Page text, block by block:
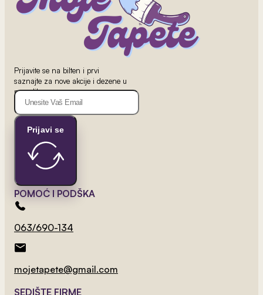
Mapa Sveta 11
Prijavite se na bilten i prvi
saznajte za nove akcije i dezene u
ponudi!
Prijavi se
POMOĆ I PODŠKA
063/690-134
mojetapete@gmail.com
SEDIŠTE FIRME